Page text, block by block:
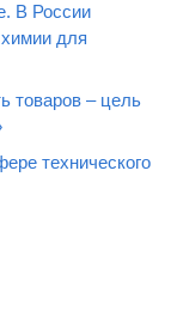
В России
для
товаров – цель
технического